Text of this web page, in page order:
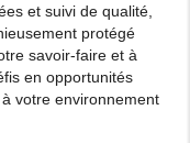
et suivi de qualité,
protégé
savoir-faire et à
en opportunités
votre environnement